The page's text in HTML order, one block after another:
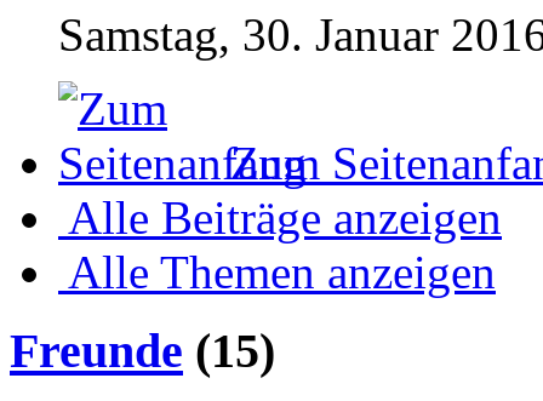
Samstag, 30. Januar
Zum
Alle Beiträge anzeigen
Alle Themen anzeigen
Freunde (15)